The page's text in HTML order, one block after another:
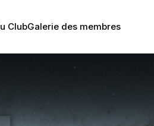
ClubGalerie des membres